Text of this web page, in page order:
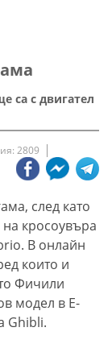
са с двигател
2809
след като
кросоувъра
В онлайн
които и
Фичили
модел в Е-
Ghibli.